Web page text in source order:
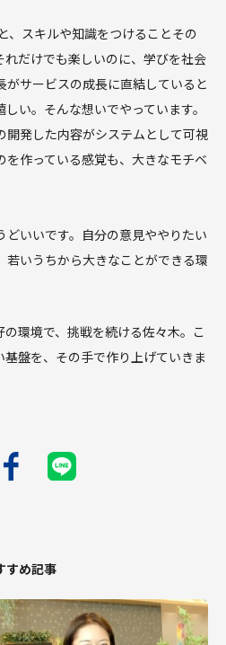
、スキルや知識をつけることその
れだけでも楽しいのに、学びを社会
がサービスの成長に直結していると
い。そんな想いでやっています。
開発した内容がシステムとして可視
作っている感覚も、大きなモチベ
どいいです。自分の意見ややりたい
若いうちから大きなことができる環
環境で、挑戦を続ける佐々木。こ
盤を、その手で作り上げていきま
すめ記事